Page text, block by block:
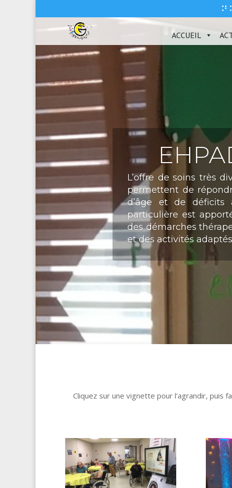
ACCUEIL
L’offre de soins très
permettent de
d’âge et de déficits
particulière est
des démarches
et des activités
Cliquez sur une vignette pour l’agrandir, puis